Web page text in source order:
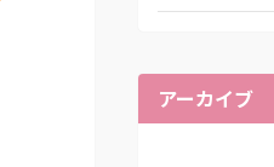
アーカイブ